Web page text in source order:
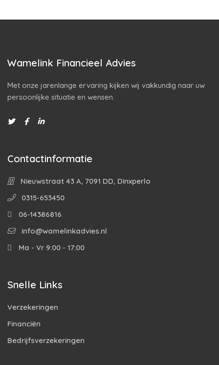
Wamelink Financieel Advies
Met onze jarenlange ervaring kijken wij vakkundig naar uw
persoonlijke situatie en wensen.
Contactinformatie
Nieuwstraat 43 A, 7091 DD, Dinxperlo
0315-653450
06-14386816
info@wamelinkadvies.nl
Ma - Vr 9:00 - 17:00
Snelle Links
Verzekeringen
Financiën
Bedrijfsverzekeringen